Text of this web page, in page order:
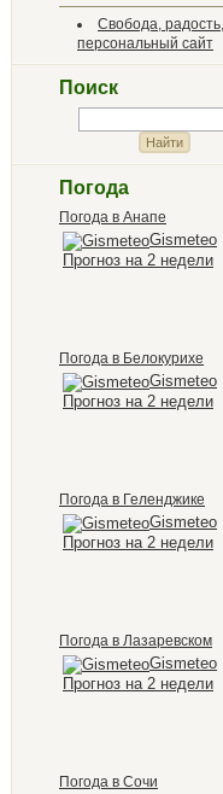
Свобода,
персональный сайт
Поиск
Погода
Погода в Анапе
Gismeteo
Прогноз на 2 недели
Погода в Белокурихе
Gismeteo
Прогноз на 2 недели
Погода в Геленджике
Gismeteo
Прогноз на 2 недели
Погода в Лазаревском
Gismeteo
Прогноз на 2 недели
Погода в Сочи